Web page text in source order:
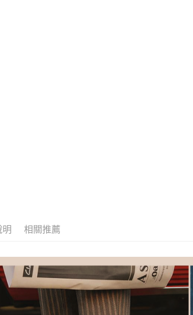
明 相關推薦